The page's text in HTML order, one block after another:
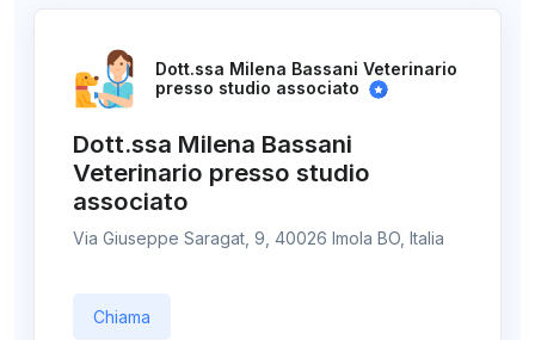
Dott.ssa Milena Bassani Veterinario
presso studio associato
Dott.ssa Milena Bassani
Veterinario presso studio
associato
Via Giuseppe Saragat, 9, 40026 Imola BO, Italia
Chiama